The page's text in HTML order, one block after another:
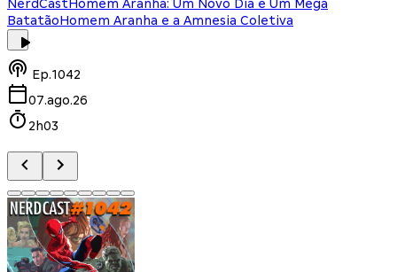
NerdCastHomem Aranha: Um Novo Dia e Um Mega
BatatãoHomem Aranha e a Amnesia Coletiva
Ep.1042
07.ago.26
2h03